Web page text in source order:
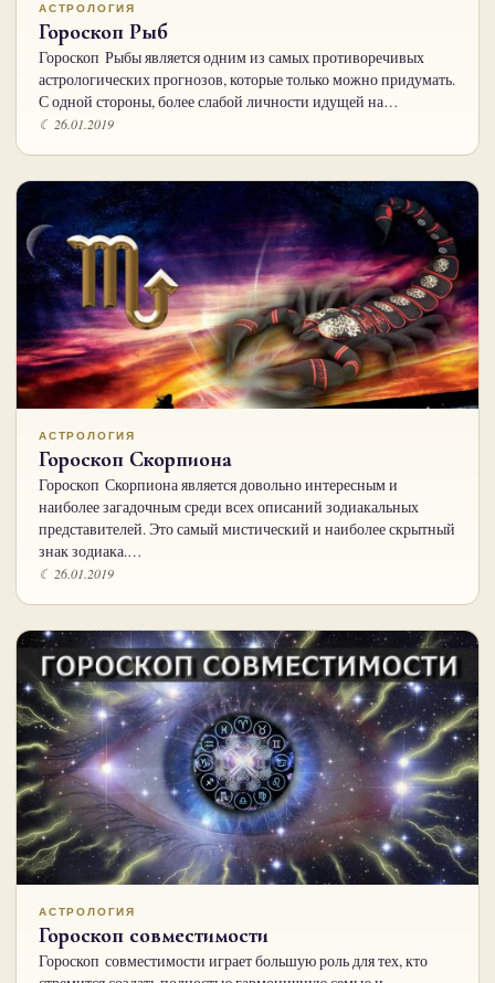
АСТРОЛОГИЯ
Гороскоп Рыб
Гороскоп Рыбы является одним из самых противоречивых
астрологических прогнозов, которые только можно придумать.
С одной стороны, более слабой личности идущей на…
☾ 26.01.2019
АСТРОЛОГИЯ
Гороскоп Скорпиона
Гороскоп Скорпиона является довольно интересным и
наиболее загадочным среди всех описаний зодиакальных
представителей. Это самый мистический и наиболее скрытный
знак зодиака.…
☾ 26.01.2019
АСТРОЛОГИЯ
Гороскоп совместимости
Гороскоп совместимости играет большую роль для тех, кто